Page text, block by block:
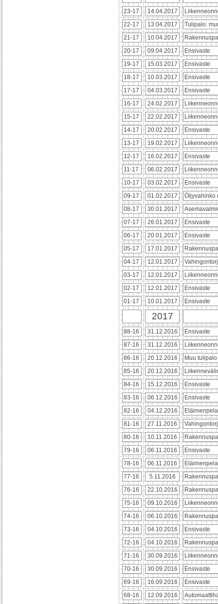
23-17
14.04.2017
22-17
13.04.2017
Tulipalo:
21-17
10.04.2017
20-17
09.04.2017
Ensivaste
19-17
15.03.2017
Ensivaste
18-17
10.03.2017
Ensivaste
17-17
04.03.2017
Ensivaste
16-17
24.02.2017
15-17
22.02.2017
14-17
20.02.2017
Ensivaste
13-17
19.02.2017
12-17
16.02.2017
Ensivaste
11-17
06.02.2017
10-17
03.02.2017
Ensivaste
09-17
01.02.2017
Öljyvahinko
08-17
30.01.2017
07-17
26.01.2017
Ensivaste
06-17
20.01.2017
Ensivaste
05-17
17.01.2017
04-17
12.01.2017
03-17
12.01.2017
02-17
12.01.2017
Ensivaste
01-17
10.01.2017 Ensivaste
2017
88-16 31.12.2016
Ensivaste
87-16
31.12.2016
86-16
20.12.2016
Muu tulipalo
85-16
20.12.2016
84-16
15.12.2016
Ensivaste
83-16
06.12.2016
Ensivaste
82-16
04.12.2016
81-16
27.11.2016
80-16
10.11.2016
79-16
06.11.2016
Ensivaste
78-16
06.11.2016
77-16
5.11.2016
76-16
22.10.2016
75-16
09.10.2016
74-16
06.10.2016
73-16
04.10.2016
Ensivaste
72-16
04.10.2016
71-16
30.09.2016
70-16
30.09.2016
Ensivaste
69-16
16.09.2016
Ensivaste
68-16
12.09.2016